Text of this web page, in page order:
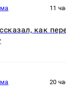
11
как
20